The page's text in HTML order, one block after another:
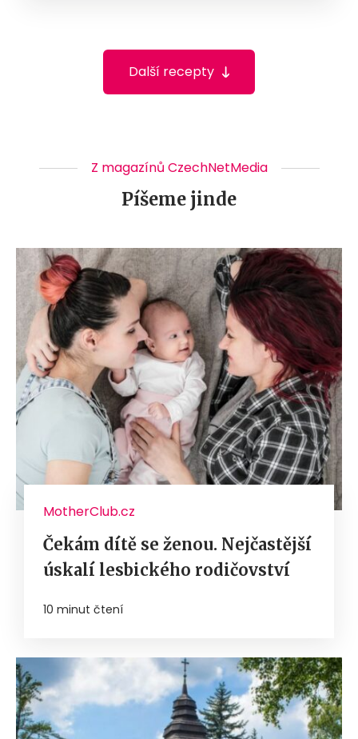
Další recepty
Z magazínů CzechNetMedia
Píšeme jinde
MotherClub.cz
Čekám dítě se ženou. Nejčastější
úskalí lesbického rodičovství
10 minut čtení